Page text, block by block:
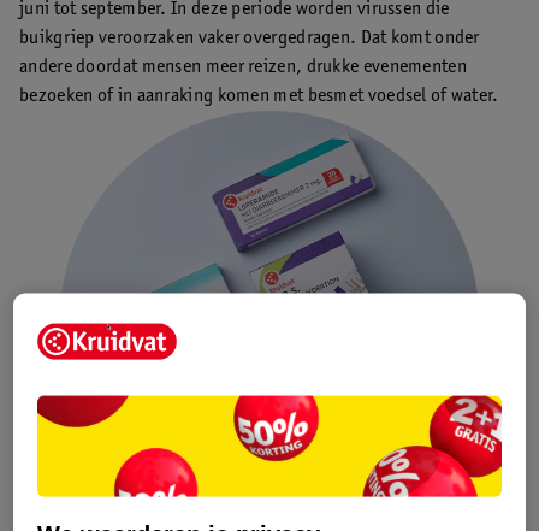
juni tot september. In deze periode worden virussen die
buikgriep veroorzaken vaker overgedragen. Dat komt onder
andere doordat mensen meer reizen, drukke evenementen
bezoeken of in aanraking komen met besmet voedsel of water.